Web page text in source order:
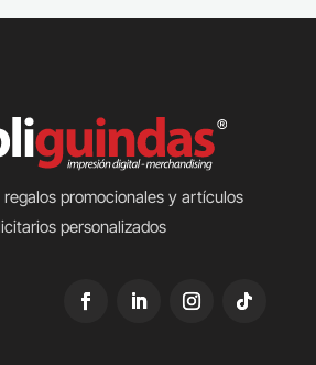
promocionales y artículos
personalizados